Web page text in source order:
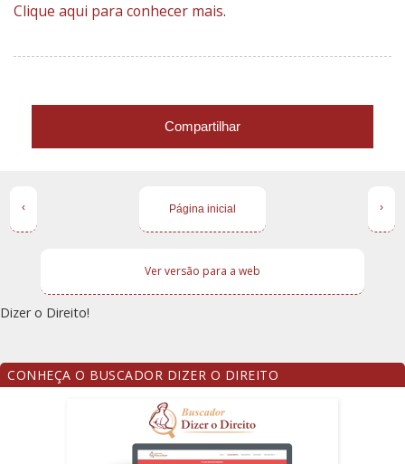
Clique aqui para conhecer mais.
Compartilhar
‹ ›
Página inicial
Ver versão para a web
Dizer o Direito!
CONHEÇA O BUSCADOR DIZER O DIREITO